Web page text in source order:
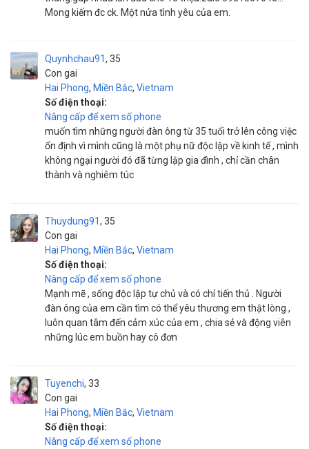
Mong kiếm đc ck. Một nửa tình yêu của em.
Quynhchau91
Con gai
35
Hai Phong, Miền Bắc, Vietnam
Số điện thoại:
Nâng cấp để xem số phone
muốn tìm những người đàn ông từ 35 tuổi trở lên công việc
ổn định vì mình cũng là một phụ nữ độc lập về kinh tế , mình
không ngại người đó đã từng lập gia đình , chỉ cần chân
thành và nghiêm túc
Thuydung91
Con gai
35
Hai Phong, Miền Bắc, Vietnam
Số điện thoại:
Nâng cấp để xem số phone
Mạnh mẽ , sống độc lập tự chủ và có chí tiến thủ . Người
đàn ông của em cần tìm có thể yêu thương em thật lòng ,
luôn quan tâm đến cảm xúc của em , chia sẻ và động viên
những lúc em buồn hay cô đơn
Tuyenchi
Con gai
33
Hai Phong, Miền Bắc, Vietnam
Số điện thoại:
Nâng cấp để xem số phone